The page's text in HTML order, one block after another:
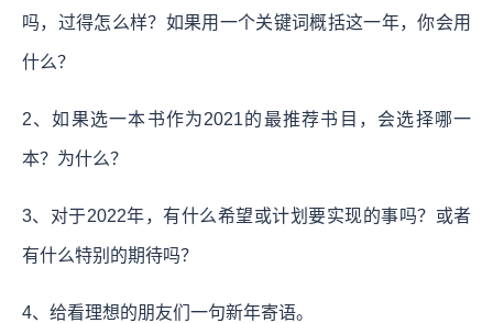
吗，过得怎么样？如果用一个关键词概括这一年，你会用
什么？
2、如果选一本书作为2021的最推荐书目，会选择哪一
本？为什么？
3、对于2022年，有什么希望或计划要实现的事吗？或者
有什么特别的期待吗？
4、给看理想的朋友们一句新年寄语。